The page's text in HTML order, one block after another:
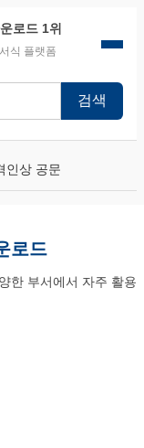
로드 1위
식 플랫폼
검색
인상 공문
로드
한 부서에서 자주 활용